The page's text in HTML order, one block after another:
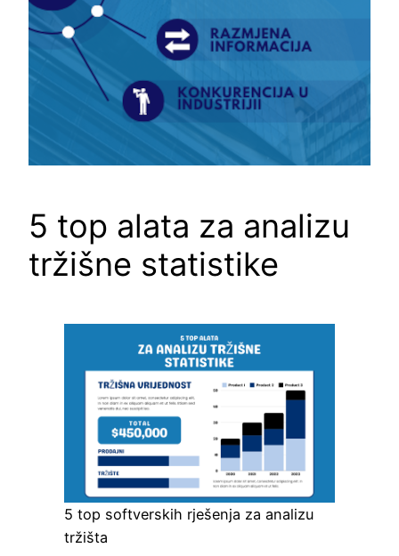
5 top alata za analizu
tržišne statistike
5 top softverskih rješenja za analizu
tržišta